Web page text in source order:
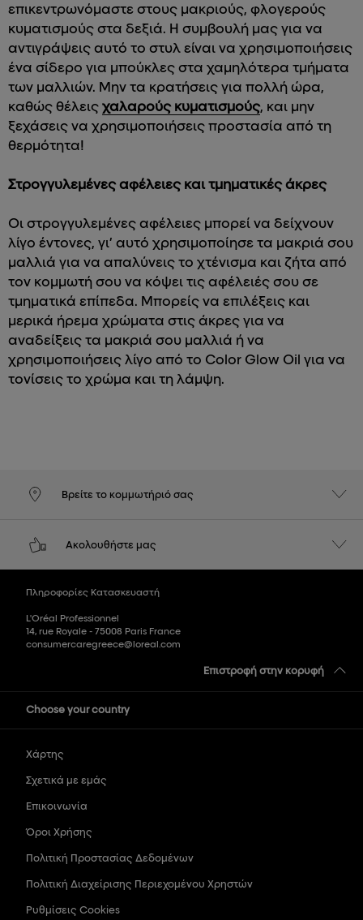
επικεντρωνόμαστε στους μακριούς, φλογερούς
κυματισμούς στα δεξιά. Η συμβουλή μας για να
αντιγράψεις αυτό το στυλ είναι να χρησιμοποιήσεις
ένα σίδερο για μπούκλες στα χαμηλότερα τμήματα
των μαλλιών. Μην τα κρατήσεις για πολλή ώρα,
καθώς θέλεις χαλαρούς κυματισμούς, και μην
ξεχάσεις να χρησιμοποιήσεις προστασία από τη
θερμότητα!
Στρογγυλεμένες αφέλειες και τμηματικές άκρες
Οι στρογγυλεμένες αφέλειες μπορεί να δείχνουν
λίγο έντονες, γι’ αυτό χρησιμοποίησε τα μακριά σου
μαλλιά για να απαλύνεις το χτένισμα και ζήτα από
τον κομμωτή σου να κόψει τις αφέλειές σου σε
τμηματικά επίπεδα. Μπορείς να επιλέξεις και
μερικά ήρεμα χρώματα στις άκρες για να
αναδείξεις τα μακριά σου μαλλιά ή να
χρησιμοποιήσεις λίγο από το Color Glow Oil για να
τονίσεις το χρώμα και τη λάμψη.
Βρείτε το κομμωτήριό σας
Ακολουθήστε μας
Πληροφορίες Κατασκευαστή
L'Oréal Professionnel
14, rue Royale - 75008 Paris France
consumercaregreece@loreal.com
Επιστροφή στην κορυφή
Choose your country
Χάρτης
Σχετικά με εμάς
Επικοινωνία
Όροι Χρήσης
Πολιτική Προστασίας Δεδομένων
Πολιτική Διαχείρισης Περιεχομένου Χρηστών
Ρυθμίσεις Cookies